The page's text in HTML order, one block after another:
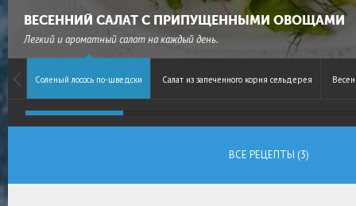
ВЕСЕННИЙ САЛАТ С ПРИПУЩЕННЫМИ ОВОЩАМИ
Легкий и ароматный салат на каждый день.
Соленый лосось по-шведски Салат из запеченного корня сельдерея
ВСЕ РЕЦЕПТЫ (3)